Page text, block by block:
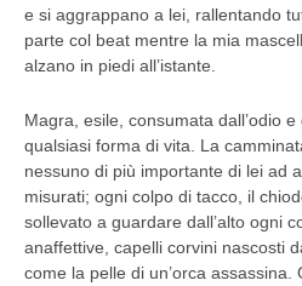
e si aggrappano a lei, rallentando
parte col beat mentre la mia
alzano in piedi all’istante.
Magra, esile, consumata dall’odio
qualsiasi forma di vita. La
nessuno di più importante di lei ad
misurati; ogni colpo di tacco, il
sollevato a guardare dall’alto ogni
anaffettive, capelli corvini nascosti
come la pelle di un’orca